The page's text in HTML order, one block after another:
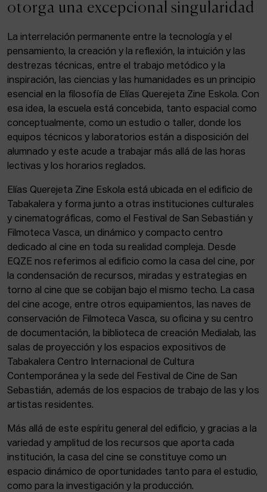
Intranet
Facebook Equis Instagram
© Elías Querejeta Zine Eskola 2026
Tabakalera · Andre zigarrogileak plaza, 1
20012 Donostia / San Sebastián
T. 0034 943 545 005
E. info@zine-eskola.eus
otorga una excepcional singularidad
La interrelación permanente entre la tecnología y el
pensamiento, la creación y la reflexión, la intuición y las
destrezas técnicas, entre el trabajo metódico y la
inspiración, las ciencias y las humanidades es un principio
esencial en la filosofía de Elías Querejeta Zine Eskola. Con
esa idea, la escuela está concebida, tanto espacial como
conceptualmente, como un estudio o taller, donde los
equipos técnicos y laboratorios están a disposición del
alumnado y este acude a trabajar más allá de las horas
lectivas y los horarios reglados.
Elías Querejeta Zine Eskola está ubicada en el edificio de
Tabakalera y forma junto a otras instituciones culturales
y cinematográficas, como el Festival de San Sebastián y
Filmoteca Vasca, un dinámico y compacto centro
dedicado al cine en toda su realidad compleja. Desde
EQZE nos referimos al edificio como la casa del cine, por
la condensación de recursos, miradas y estrategias en
torno al cine que se cobijan bajo el mismo techo. La casa
del cine acoge, entre otros equipamientos, las naves de
conservación de Filmoteca Vasca, su oficina y su centro
de documentación, la biblioteca de creación Medialab, las
salas de proyección y los espacios expositivos de
Tabakalera Centro Internacional de Cultura
Contemporánea y la sede del Festival de Cine de San
Sebastián, además de los espacios de trabajo de las y los
artistas residentes.
Más allá de este espíritu general del edificio, y gracias a la
variedad y amplitud de los recursos que aporta cada
institución, la casa del cine se constituye como un
espacio dinámico de oportunidades tanto para el estudio,
como para la investigación y la producción.